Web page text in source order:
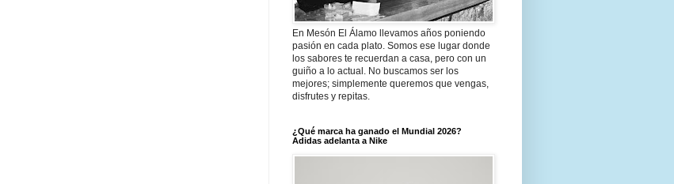
En Mesón El Álamo llevamos años poniendo
pasión en cada plato. Somos ese lugar donde
los sabores te recuerdan a casa, pero con un
guiño a lo actual. No buscamos ser los
mejores; simplemente queremos que vengas,
disfrutes y repitas.
¿Qué marca ha ganado el Mundial 2026?
Adidas adelanta a Nike